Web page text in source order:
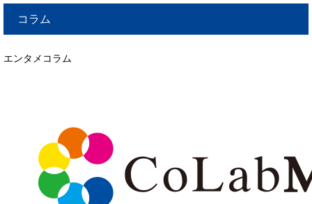
コラム
エンタメコラム